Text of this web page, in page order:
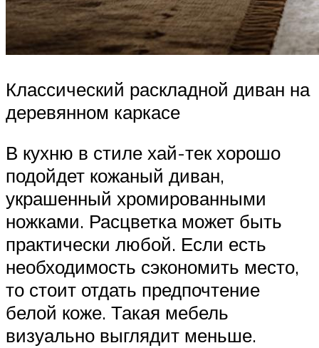
Классический раскладной диван на
деревянном каркасе
В кухню в стиле хай-тек хорошо
подойдет кожаный диван,
украшенный хромированными
ножками. Расцветка может быть
практически любой. Если есть
необходимость сэкономить место,
то стоит отдать предпочтение
белой коже. Такая мебель
визуально выглядит меньше.